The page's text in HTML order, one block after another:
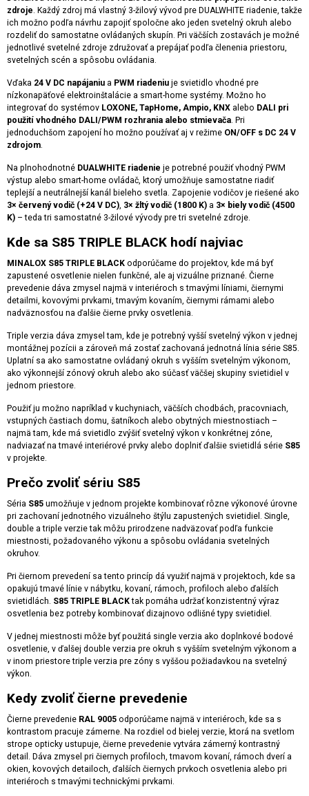
zdroje . Každý zdroj má vlastný 3-žilový vývod pre DUALWHITE riadenie, takže
ich možno podľa návrhu zapojiť spoločne ako jeden svetelný okruh alebo
rozdeliť do samostatne ovládaných skupín. Pri väčších zostavách je možné
jednotlivé svetelné zdroje združovať a prepájať podľa členenia priestoru,
svetelných scén a spôsobu ovládania.
Vďaka 24 V DC napájaniu a PWM riadeniu je svietidlo vhodné pre
nízkonapäťové elektroinštalácie a smart-home systémy. Možno ho
integrovať do systémov LOXONE, TapHome, Ampio, KNX alebo DALI pri
použití vhodného DALI/PWM rozhrania alebo stmievača . Pri
jednoduchšom zapojení ho možno používať aj v režime ON/OFF s DC 24 V
zdrojom
Na plnohodnotné DUALWHITE riadenie je potrebné použiť vhodný PWM
výstup alebo smart-home ovládač, ktorý umožňuje samostatne riadiť
teplejší a neutrálnejší kanál bieleho svetla. Zapojenie vodičov je riešené ako
3× červený vodič (+24 V DC) 3× žltý vodič (1800 K) a 3× biely vodič (4500
K) – teda tri samostatné 3-žilové vývody pre tri svetelné zdroje.
Kde sa S85 TRIPLE BLACK hodí najviac
MINALOX S85 TRIPLE BLACK odporúčame do projektov, kde má byť
zapustené osvetlenie nielen funkčné, ale aj vizuálne priznané. Čierne
prevedenie dáva zmysel najmä v interiéroch s tmavými líniami, čiernymi
detailmi, kovovými prvkami, tmavým kovaním, čiernymi rámami alebo
nadväznosťou na ďalšie čierne prvky osvetlenia.
Triple verzia dáva zmysel tam, kde je potrebný vyšší svetelný výkon v jednej
montážnej pozícii a zároveň má zostať zachovaná jednotná línia série S85.
Uplatní sa ako samostatne ovládaný okruh s vyšším svetelným výkonom,
ako výkonnejší zónový okruh alebo ako súčasť väčšej skupiny svietidiel v
jednom priestore.
Použiť ju možno napríklad v kuchyniach, väčších chodbách, pracovniach,
vstupných častiach domu, šatníkoch alebo obytných miestnostiach –
najmä tam, kde má svietidlo zvýšiť svetelný výkon v konkrétnej zóne,
nadviazať na tmavé interiérové prvky alebo doplniť ďalšie svietidlá série S85
v projekte.
Prečo zvoliť sériu S85
Séria S85 umožňuje v jednom projekte kombinovať rôzne výkonové úrovne
pri zachovaní jednotného vizuálneho štýlu zapustených svietidiel. Single,
double a triple verzie tak môžu prirodzene nadväzovať podľa funkcie
miestnosti, požadovaného výkonu a spôsobu ovládania svetelných
okruhov.
Pri čiernom prevedení sa tento princíp dá využiť najmä v projektoch, kde sa
opakujú tmavé línie v nábytku, kovaní, rámoch, profiloch alebo ďalších
svietidlách. S85 TRIPLE BLACKtak pomáha udržať konzistentný výraz
osvetlenia bez potreby kombinovať dizajnovo odlišné typy svietidiel.
V jednej miestnosti môže byť použitá single verzia ako doplnkové bodové
osvetlenie, v ďalšej double verzia pre okruh s vyšším svetelným výkonom a
v inom priestore triple verzia pre zóny s vyššou požiadavkou na svetelný
výkon.
Kedy zvoliť čierne prevedenie
Čierne prevedenie RAL 9005 odporúčame najmä v interiéroch, kde sa s
kontrastom pracuje zámerne. Na rozdiel od bielej verzie, ktorá na svetlom
strope opticky ustupuje, čierne prevedenie vytvára zámerný kontrastný
detail. Dáva zmysel pri čiernych profiloch, tmavom kovaní, rámoch dverí a
okien, kovových detailoch, ďalších čiernych prvkoch osvetlenia alebo pri
interiéroch s tmavými technickými prvkami.